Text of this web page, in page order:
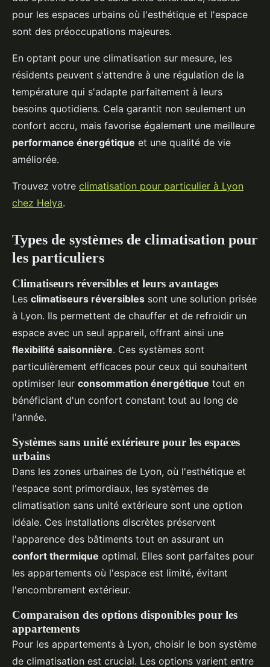
pour les espaces urbains où l'esthétique et l'espace
sont des préoccupations majeures.
En optant pour une climatisation sur mesure, les
résidents peuvent s'attendre à une régulation de la
température qui s'adapte parfaitement à leurs
besoins quotidiens. Cela garantit non seulement un
confort accru, mais favorise également une meilleure
performance énergétique et une qualité de vie
améliorée.
Trouvez votre climatisation pour particulier à Lyon
chez Helya.
Types de systèmes de climatisation pour
les particuliers
Climatiseurs réversibles et leurs avantages
Les climatiseurs réversibles sont une solution prisée
à Lyon. Ils permettent de chauffer et de refroidir un
espace avec un seul appareil, offrant ainsi une
flexibilité saisonnière. Ces systèmes sont
particulièrement efficaces pour ceux qui souhaitent
optimiser leur consommation énergétique tout en
bénéficiant d'un confort constant tout au long de
l'année.
Systèmes sans unité extérieure pour les espaces
urbains
Dans les zones urbaines de Lyon, où l'esthétique et
l'espace sont primordiaux, les systèmes de
climatisation sans unité extérieure sont une option
idéale. Ces installations discrètes préservent
l'apparence des bâtiments tout en assurant un
confort thermique optimal. Elles sont parfaites pour
les appartements où l'espace est limité, évitant
l'encombrement extérieur.
Comparaison des options disponibles pour les
appartements
Pour les appartements à Lyon, choisir le bon système
de climatisation est crucial. Les options varient entre